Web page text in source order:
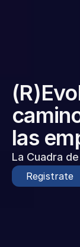
las
La Cuadra
Registrate